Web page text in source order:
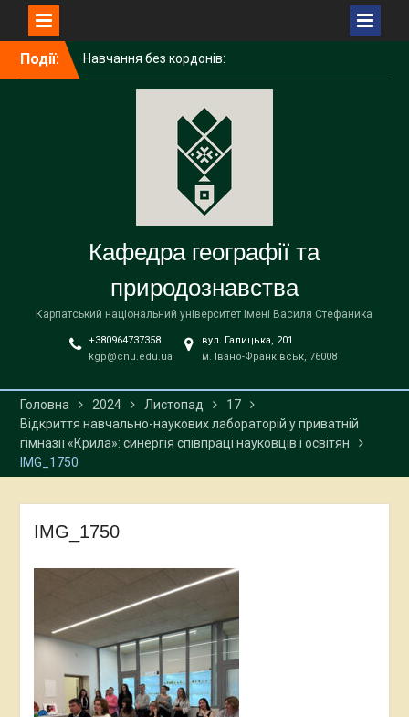
Події:
Навчання без кордонів:
досвід академічної
ГАЛИЧУК в Поморському
університеті (Польща)
Вітаємо наших бакалаврів
із завершенням навчання!
Кафедра географії та
природознавства
Карпатський національний університет імені Василя Стефаника
+380964737358
kgp@cnu.edu.ua
вул. Галицька, 201
м. Івано-Франківськ, 76008
Головна 2024 Листопад
17
Відкриття навчально-наукових лабораторій у приватній
гімназії «Крила»: синергія співпраці науковців і освітян
IMG_1750
IMG_1750